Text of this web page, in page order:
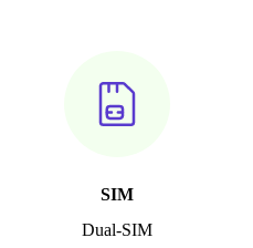
SIM
Dual-SIM